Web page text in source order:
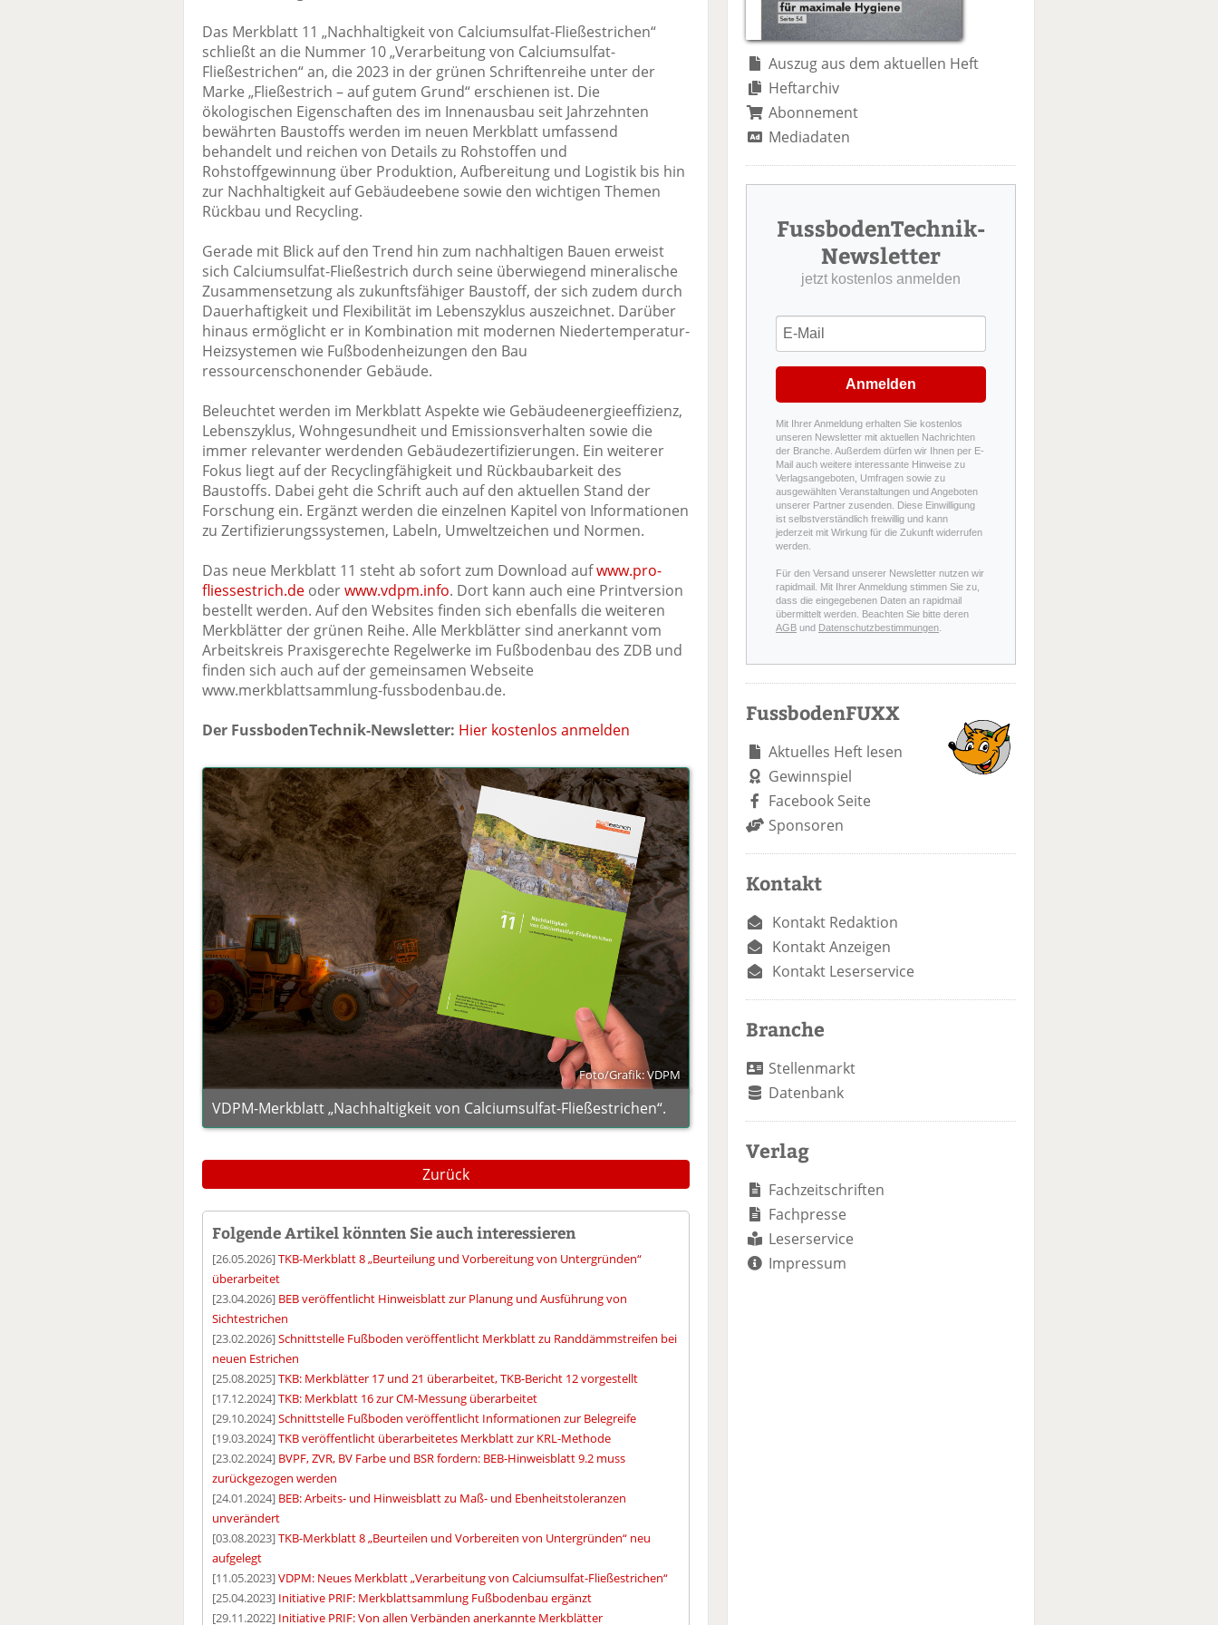
il
e
n
n
d
Das Merkblatt 11 „Nachhaltigkeit von Calciumsulfat-Fließestrichen“
schließt an die Nummer 10 „Verarbeitung von Calciumsulfat-
Fließestrichen“ an, die 2023 in der grünen Schriftenreihe unter der
Marke „Fließestrich – auf gutem Grund“ erschienen ist. Die
ökologischen Eigenschaften des im Innenausbau seit Jahrzehnten
bewährten Baustoffs werden im neuen Merkblatt umfassend
behandelt und reichen von Details zu Rohstoffen und
Rohstoffgewinnung über Produktion, Aufbereitung und Logistik bis hin
zur Nachhaltigkeit auf Gebäudeebene sowie den wichtigen Themen
Rückbau und Recycling.
Gerade mit Blick auf den Trend hin zum nachhaltigen Bauen erweist
sich Calciumsulfat-Fließestrich durch seine überwiegend mineralische
Zusammensetzung als zukunftsfähiger Baustoff, der sich zudem durch
Dauerhaftigkeit und Flexibilität im Lebenszyklus auszeichnet. Darüber
hinaus ermöglicht er in Kombination mit modernen Niedertemperatur-
Heizsystemen wie Fußbodenheizungen den Bau
ressourcenschonender Gebäude.
Beleuchtet werden im Merkblatt Aspekte wie Gebäudeenergieeffizienz,
Lebenszyklus, Wohngesundheit und Emissionsverhalten sowie die
immer relevanter werdenden Gebäudezertifizierungen. Ein weiterer
Fokus liegt auf der Recyclingfähigkeit und Rückbaubarkeit des
Baustoffs. Dabei geht die Schrift auch auf den aktuellen Stand der
Forschung ein. Ergänzt werden die einzelnen Kapitel von Informationen
zu Zertifizierungssystemen, Labeln, Umweltzeichen und Normen.
Das neue Merkblatt 11 steht ab sofort zum Download aufwww.pro-
fliessestrich.de oderwww.vdpm.info. Dort kann auch eine Printversion
bestellt werden. Auf den Websites finden sich ebenfalls die weiteren
Merkblätter der grünen Reihe. Alle Merkblätter sind anerkannt vom
Arbeitskreis Praxisgerechte Regelwerke im Fußbodenbau des ZDB und
finden sich auch auf der gemeinsamen Webseite
www.merkblattsammlung-fussbodenbau.de.
Der FussbodenTechnik-Newsletter: Hier kostenlos anmelden
Foto/Grafik: VDPM
VDPM-Merkblatt „Nachhaltigkeit von Calciumsulfat-Fließestrichen“.
Zurück
Folgende Artikel könnten Sie auch interessieren
[26.05.2026]TKB-Merkblatt 8 „Beurteilung und Vorbereitung von Untergründen“
überarbeitet
[23.04.2026] BEB veröffentlicht Hinweisblatt zur Planung und Ausführung von
Sichtestrichen
[23.02.2026]Schnittstelle Fußboden veröffentlicht Merkblatt zu Randdämmstreifen bei
neuen Estrichen
[25.08.2025]TKB: Merkblätter 17 und 21 überarbeitet, TKB-Bericht 12 vorgestellt
[17.12.2024]TKB: Merkblatt 16 zur CM-Messung überarbeitet
[29.10.2024]Schnittstelle Fußboden veröffentlicht Informationen zur Belegreife
[19.03.2024]TKB veröffentlicht überarbeitetes Merkblatt zur KRL-Methode
[23.02.2024] BVPF, ZVR, BV Farbe und BSR fordern: BEB-Hinweisblatt 9.2 muss
zurückgezogen werden
[24.01.2024] BEB: Arbeits- und Hinweisblatt zu Maß- und Ebenheitstoleranzen
unverändert
[03.08.2023]TKB-Merkblatt 8 „Beurteilen und Vorbereiten von Untergründen“ neu
aufgelegt
[11.05.2023]VDPM: Neues Merkblatt „Verarbeitung von Calciumsulfat-Fließestrichen“
[25.04.2023] Initiative PRIF: Merkblattsammlung Fußbodenbau ergänzt
[29.11.2022] Initiative PRIF: Von allen Verbänden anerkannte Merkblätter
Auszug aus dem aktuellen Heft
Heftarchiv
Abonnement
Mediadaten
FussbodenTechnik-
Newsletter
jetzt kostenlos anmelden
Anmelden
Mit Ihrer Anmeldung erhalten Sie kostenlos
unseren Newsletter mit aktuellen Nachrichten
der Branche. Außerdem dürfen wir Ihnen per E-
Mail auch weitere interessante Hinweise zu
Verlagsangeboten, Umfragen sowie zu
ausgewählten Veranstaltungen und Angeboten
unserer Partner zusenden. Diese Einwilligung
ist selbstverständlich freiwillig und kann
jederzeit mit Wirkung für die Zukunft widerrufen
werden.
Für den Versand unserer Newsletter nutzen wir
rapidmail. Mit Ihrer Anmeldung stimmen Sie zu,
dass die eingegebenen Daten an rapidmail
übermittelt werden. Beachten Sie bitte deren
AGB und Datenschutzbestimmungen.
FussbodenFUXX
Aktuelles Heft lesen
Gewinnspiel
Facebook Seite
Sponsoren
Kontakt
Kontakt Redaktion
Kontakt Anzeigen
Kontakt Leserservice
Branche
Stellenmarkt
Datenbank
Verlag
Fachzeitschriften
Fachpresse
Leserservice
Impressum